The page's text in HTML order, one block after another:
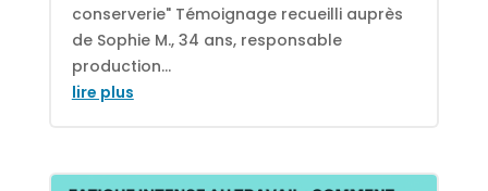
conserverie" Témoignage recueilli auprès
de Sophie M., 34 ans, responsable
production...
lire plus